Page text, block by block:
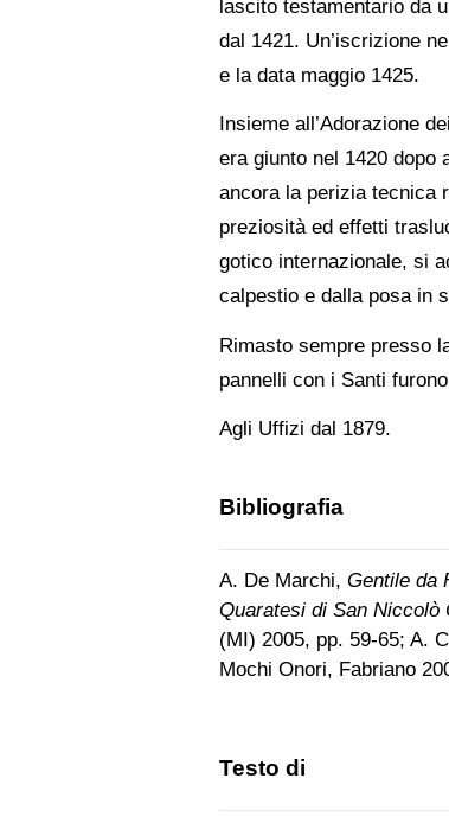
lascito testamentario da
dal 1421. Un’iscrizione
e la data maggio 1425.
Insieme all’Adorazione
era giunto nel 1420 dopo
ancora la perizia tecnica
preziosità ed effetti
gotico internazionale, si
calpestio e dalla posa in
Rimasto sempre presso
pannelli con i Santi
Agli Uffizi dal 1879.
Bibliografia
A. De Marchi,Gentile da
Quaratesi di San Niccolò
(MI) 2005, pp. 59-65; A.
Mochi Onori, Fabriano
Testo di